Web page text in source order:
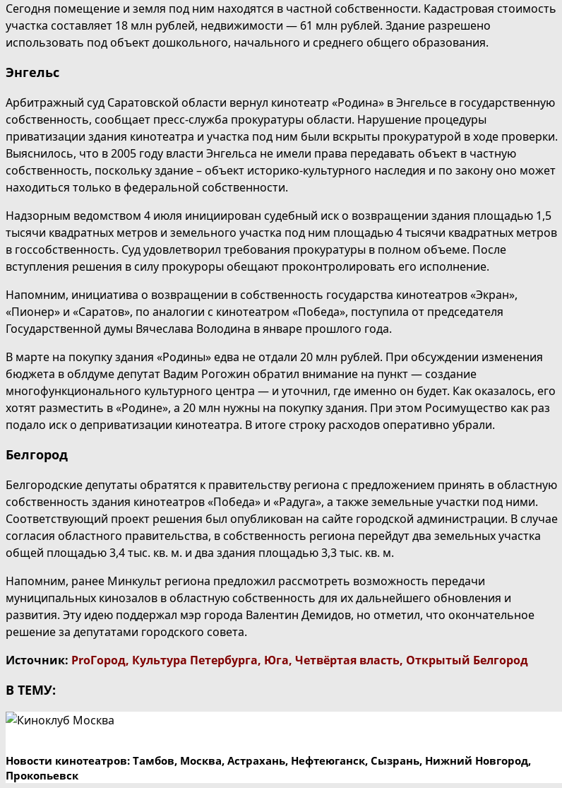
Сегодня помещение и земля под ним находятся в частной собственности. Кадастровая стоимость
участка составляет 18 млн рублей, недвижимости — 61 млн рублей. Здание разрешено
использовать под объект дошкольного, начального и среднего общего образования.
Энгельс
Арбитражный суд Саратовской области вернул кинотеатр «Родина» в Энгельсе в государственную
собственность, сообщает пресс-служба прокуратуры области. Нарушение процедуры
приватизации здания кинотеатра и участка под ним были вскрыты прокуратурой в ходе проверки.
Выяснилось, что в 2005 году власти Энгельса не имели права передавать объект в частную
собственность, поскольку здание – объект историко-культурного наследия и по закону оно может
находиться только в федеральной собственности.
Надзорным ведомством 4 июля инициирован судебный иск о возвращении здания площадью 1,5
тысячи квадратных метров и земельного участка под ним площадью 4 тысячи квадратных метров
в госсобственность. Суд удовлетворил требования прокуратуры в полном объеме. После
вступления решения в силу прокуроры обещают проконтролировать его исполнение.
Напомним, инициатива о возвращении в собственность государства кинотеатров «Экран»,
«Пионер» и «Саратов», по аналогии с кинотеатром «Победа», поступила от председателя
Государственной думы Вячеслава Володина в январе прошлого года.
В марте на покупку здания «Родины» едва не отдали 20 млн рублей. При обсуждении изменения
бюджета в облдуме депутат Вадим Рогожин обратил внимание на пункт — создание
многофункционального культурного центра — и уточнил, где именно он будет. Как оказалось, его
хотят разместить в «Родине», а 20 млн нужны на покупку здания. При этом Росимущество как раз
подало иск о деприватизации кинотеатра. В итоге строку расходов оперативно убрали.
Белгород
Белгородские депутаты обратятся к правительству региона с предложением принять в областную
собственность здания кинотеатров «Победа» и «Радуга», а также земельные участки под ними.
Соответствующий проект решения был опубликован на сайте городской администрации. В случае
согласия областного правительства, в собственность региона перейдут два земельных участка
общей площадью 3,4 тыс. кв. м. и два здания площадью 3,3 тыс. кв. м.
Напомним, ранее Минкульт региона предложил рассмотреть возможность передачи
муниципальных кинозалов в областную собственность для их дальнейшего обновления и
развития. Эту идею поддержал мэр города Валентин Демидов, но отметил, что окончательное
решение за депутатами городского совета.
Источник: ProГород, Культура Петербурга, Юга, Четвёртая власть, Открытый Белгород
В ТЕМУ:
Новости кинотеатров: Тамбов, Москва, Астрахань, Нефтеюганск, Сызрань, Нижний Новгород,
Прокопьевск